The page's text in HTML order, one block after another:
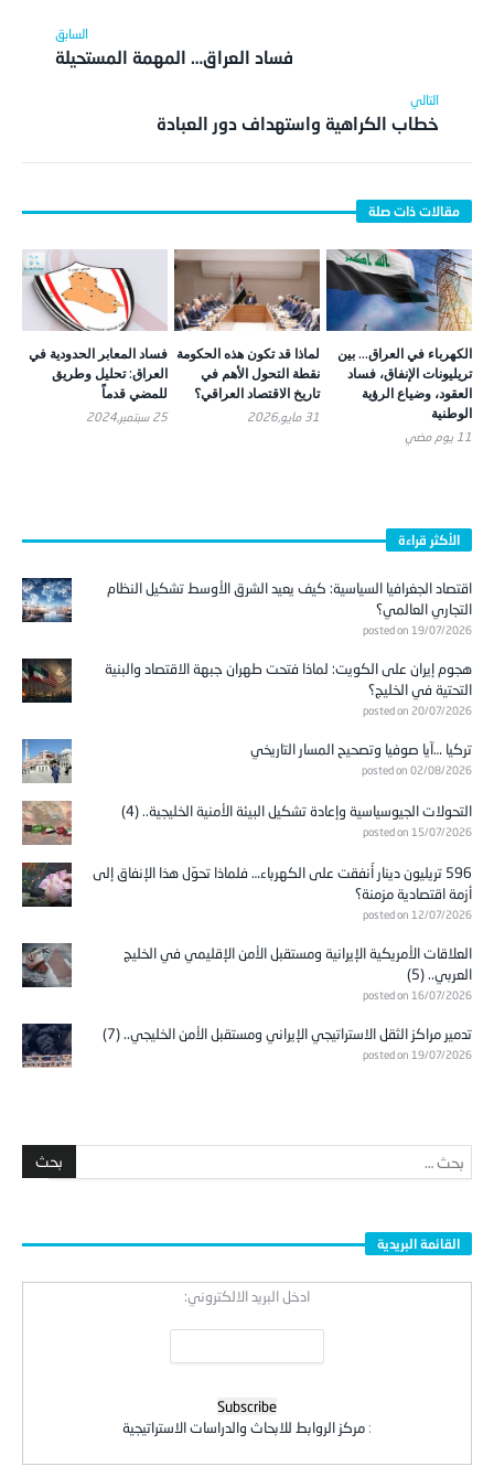
فساد العراق… المهمة المستحيلة
خطاب الكراهية واستهداف دور العبادة
الكهرباء في العراق… بين
تريليونات الإنفاق، فساد
العقود، وضياع الرؤية
الوطنية
11 يوم ‎مضي
لماذا قد تكون هذه الحكومة
نقطة التحول الأهم في
تاريخ الاقتصاد العراقي؟
31 مايو,2026
فساد المعابر الحدودية في
العراق: تحليل وطريق
للمضي قدماً
25 سبتمبر,2024
الأكثر قراءة
اقتصاد الجغرافيا السياسية: كيف يعيد الشرق الأوسط تشكيل النظام
التجاري العالمي؟
posted on 19/07/2026
هجوم إيران على الكويت: لماذا فتحت طهران جبهة الاقتصاد والبنية
التحتية في الخليج؟
posted on 20/07/2026
تركيا …آيا صوفيا وتصحيح المسار التاريخي
posted on 02/08/2026
التحولات الجيوسياسية وإعادة تشكيل البيئة الأمنية الخليجية.. (4)
posted on 15/07/2026
596 تريليون دينار أُنفقت على الكهرباء… فلماذا تحوّل هذا الإنفاق إلى
أزمة اقتصادية مزمنة؟
posted on 12/07/2026
العلاقات الأمريكية الإيرانية ومستقبل الأمن الإقليمي في الخليج
العربي.. (5)
posted on 16/07/2026
تدمير مراكز الثقل الاستراتيجي الإيراني ومستقبل الأمن الخليجي.. (7)
posted on 19/07/2026
القائمة البريدية
ادخل البريد الالكتروني:
: مركز الروابط للابحاث والدراسات الاستراتيجية